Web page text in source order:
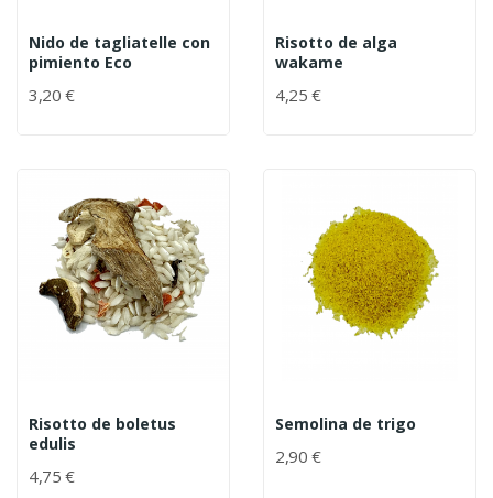
Nido de tagliatelle con
pimiento Eco
3,20 €
Risotto de alga
wakame
4,25 €
Risotto de boletus
edulis
4,75 €
Semolina de trigo
2,90 €